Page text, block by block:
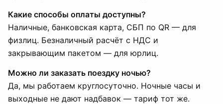
Какие способы оплаты доступны?
Наличные, банковская карта, СБП по QR — для
физлиц. Безналичный расчёт с НДС и
закрывающим пакетом — для юрлиц.
Можно ли заказать поездку ночью?
Да, мы работаем круглосуточно. Ночные часы и
выходные не дают надбавок — тариф тот же.